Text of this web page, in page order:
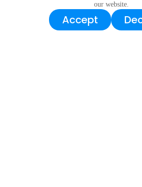
our website.
Accept
Kliknij, aby
nami i otrzymać